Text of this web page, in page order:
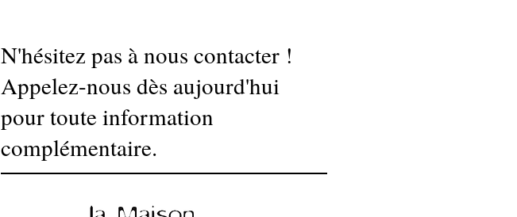
N'hésitez pas à nous contacter !
Appelez-nous dès aujourd'hui
pour toute information
complémentaire.